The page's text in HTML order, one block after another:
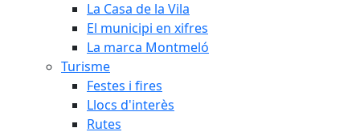
La Casa de la Vila
El municipi en xifres
La marca Montmeló
Turisme
Festes i fires
Llocs d'interès
Rutes